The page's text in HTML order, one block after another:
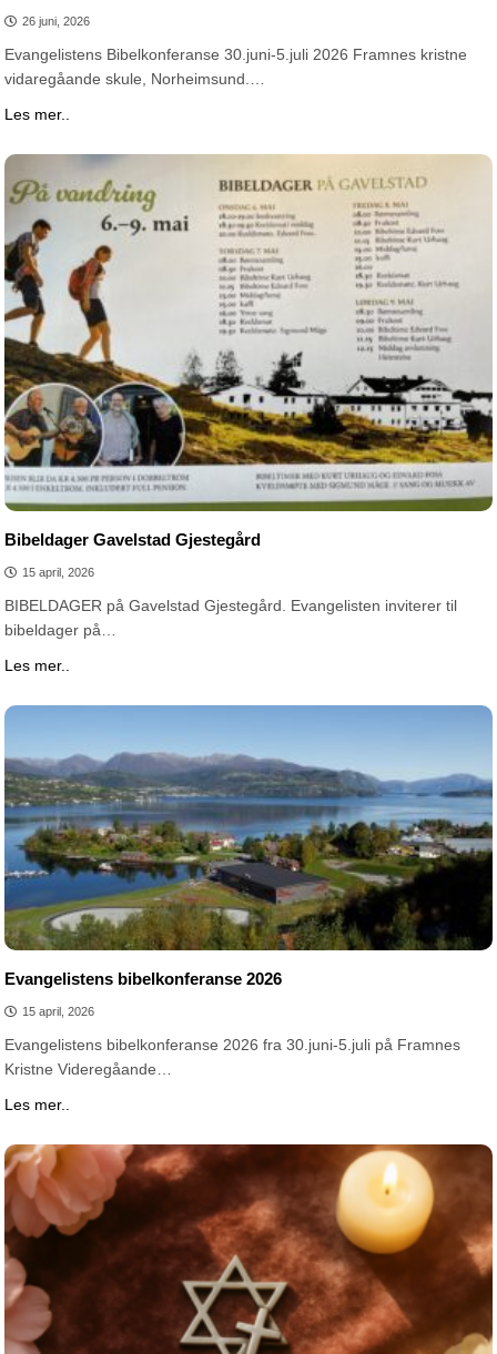
26 juni, 2026
Evangelistens Bibelkonferanse 30.juni-5.juli 2026 Framnes kristne
vidaregåande skule, Norheimsund.…
Les mer..
Bibeldager Gavelstad Gjestegård
15 april, 2026
BIBELDAGER på Gavelstad Gjestegård. Evangelisten inviterer til
bibeldager på…
Les mer..
Evangelistens bibelkonferanse 2026
15 april, 2026
Evangelistens bibelkonferanse 2026 fra 30.juni-5.juli på Framnes
Kristne Videregåande…
Les mer..